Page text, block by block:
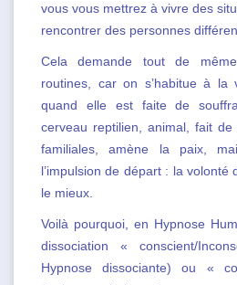
vous vous mettrez à vivre des
rencontrer des personnes
Cela demande tout de
routines, car on s’habitue à la
quand elle est faite de
cerveau reptilien, animal, fait
familiales, amène la paix,
l’impulsion de départ : la
le mieux.
Voilà pourquoi, en Hypnose
dissociation « conscient/
Hypnose dissociante) ou «